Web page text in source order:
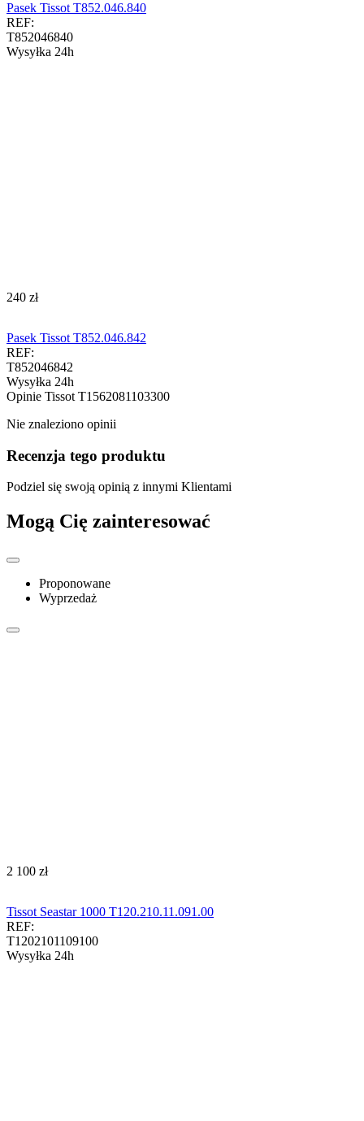
Pasek Tissot T852.046.840
REF:
T852046840
Wysyłka 24h
‍240‍ zł
Pasek Tissot T852.046.842
REF:
T852046842
Wysyłka 24h
Opinie Tissot T1562081103300
Nie znaleziono opinii
Recenzja tego produktu
Podziel się swoją opinią z innymi Klientami
Mogą Cię zainteresować
Proponowane
Wyprzedaż
‍2 100‍ zł
Tissot Seastar 1000 T120.210.11.091.00
REF:
T1202101109100
Wysyłka 24h